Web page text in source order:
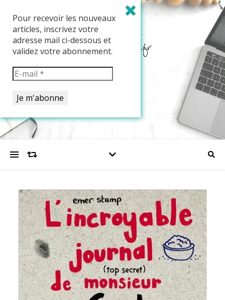
Pour recevoir les nouveaux
articles, inscrivez votre
adresse mail ci-dessous et
validez votre abonnement.